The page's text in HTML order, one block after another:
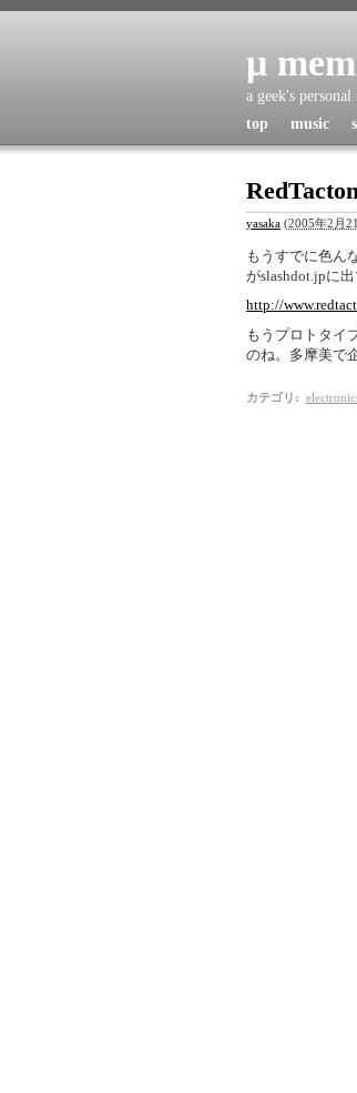
μ
a geek's
top
music
yasaka (2005年2月
もうすでに色ん
がslashdot.jpに出
http://
もうプロトタイ
のね。多摩美で
カテゴリ :